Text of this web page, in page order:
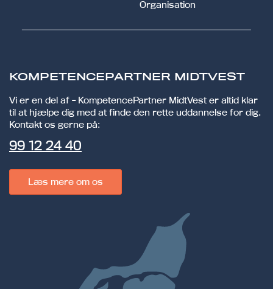
Organisation
KOMPETENCEPARTNER MIDTVEST
Vi er en del af - KompetencePartner MidtVest er altid klar
til at hjælpe dig med at finde den rette uddannelse for dig.
Kontakt os gerne på:
99 12 24 40
Læs mere om os